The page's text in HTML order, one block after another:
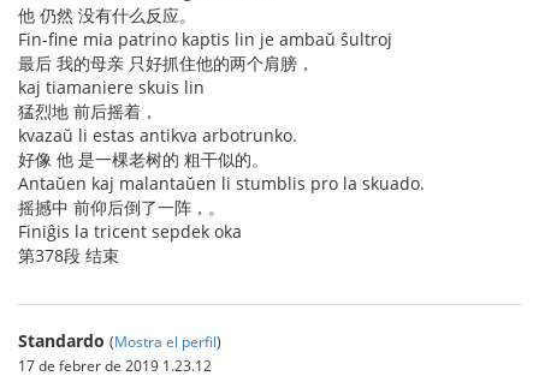
他 仍然 没有什么反应。
Fin-fine mia patrino kaptis lin je ambaŭ ŝultroj
最后 我的母亲 只好抓住他的两个肩膀，
kaj tiamaniere skuis lin
猛烈地 前后摇着，
kvazaŭ li estas antikva arbotrunko.
好像 他 是一棵老树的 粗干似的。
Antaŭen kaj malantaŭen li stumblis pro la skuado.
摇撼中 前仰后倒了一阵，。
Finiĝis la tricent sepdek oka
第378段 结束
Standardo (Mostra el perfil)
17 de febrer de 2019 1.23.12